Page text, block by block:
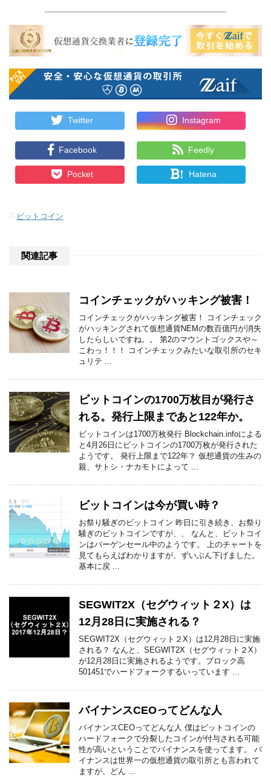
Twitter Instagram
Facebook Feedly
Pocket ! Hatena
-ビットコイン
関連記事
コインチェックがハッキング被害！
コインチェックがハッキング被害！ コインチェック
がハッキングされて仮想通貨NEMの数百億円が消失
したらしいですね。。 第2のマウントゴックスや～
こわっ！！！ コインチェックみたいな取引所のセキ
ュリテ ...
ビットコインの1700万枚目が発行さ
れる。発行上限まであと122年か。
ビットコインは1700万枚発行 Blockchain.infoによる
と4月26日にビットコインの1700万枚が発行された
ようです。 発行上限まで122年？ 仮想通貨の生みの
親、サトシ・ナカモトによって ...
ビットコインは今が買い時？
お祭り騒ぎのビットコイン 昨日に引き続き、お祭り
騒ぎのビットコインですが、、 なんと、ビットコイ
ンはバーゲンセール中のようです。 上のチャートを
見てもらえばわかりますが、ずいぶん下げました。
基本に戻 ...
SEGWIT2X（セグウィット２X）は
12月28日に実施される？
SEGWIT2X（セグウィット２X）は12月28日に実施
される？ なんと、SEGWIT2X（セグウィット２X）
が12月28日に実施されるようです。ブロック高
501451でハードフォークするいっています ...
バイナンスCEOってどんな人
バイナンスCEOってどんな人 僕はビットコインの
ハードフォークで分裂したコインが付与される可能
性が高いということでバイナンスを使ってます。 バ
イナンスは世界一の仮想通貨の取引所とも言われて
ますが、どん ...